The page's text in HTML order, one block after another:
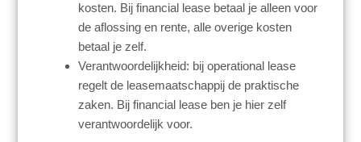
kosten. Bij financial lease betaal je alleen voor
de aflossing en rente, alle overige kosten
betaal je zelf.
Verantwoordelijkheid: bij operational lease
regelt de leasemaatschappij de praktische
zaken. Bij financial lease ben je hier zelf
verantwoordelijk voor.